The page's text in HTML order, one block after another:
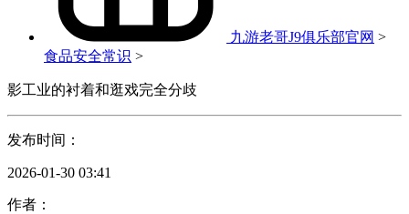
九游老哥J9俱乐部官网 >
食品安全常识 >
影工业的衬着和逛戏完全分歧
发布时间：
2026-01-30 03:41
作者：